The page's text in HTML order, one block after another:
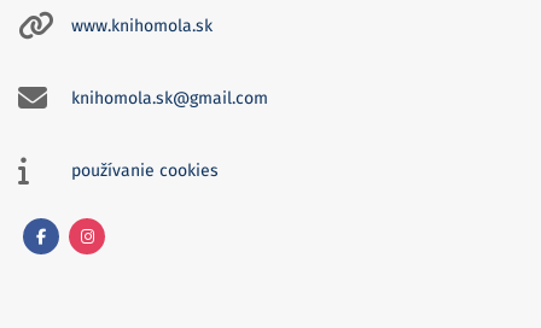
www.knihomola.sk
knihomola.sk@gmail.com
používanie cookies